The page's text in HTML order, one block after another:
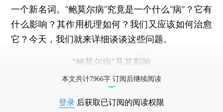
一个新名词。“鲍莫尔病”究竟是一个什么“病”？它有
什么影响？其作用机理如何？我们又应该如何治愈
它？今天，我们就来详细谈谈这些问题。
“鲍莫尔病”及其影响
本文共计7966字 订阅后继续阅读
登录 后获取已订阅的阅读权限